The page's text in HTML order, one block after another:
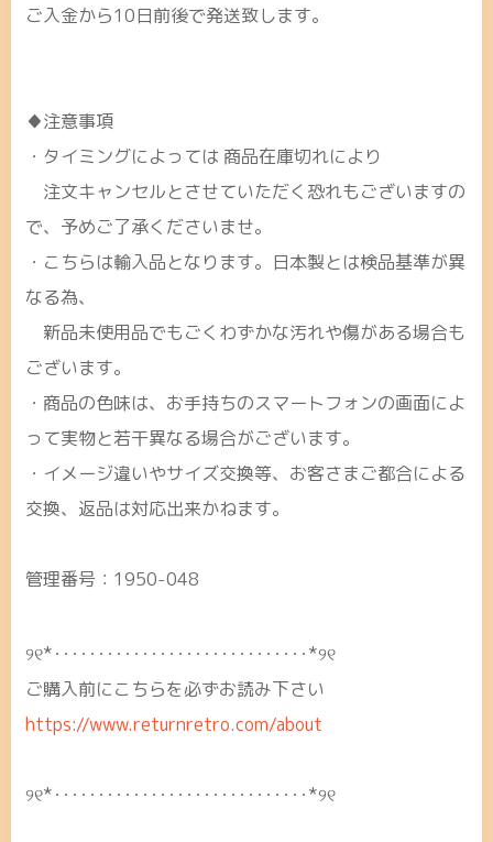
ご入金から10日前後で発送致します。
♦注意事項
・タイミングによっては 商品在庫切れにより
注文キャンセルとさせていただく恐れもございますの
で、予めご了承くださいませ。
・こちらは輸入品となります。日本製とは検品基準が異
なる為、
新品未使用品でもごくわずかな汚れや傷がある場合も
ございます。
・商品の色味は、お手持ちのスマートフォンの画面によ
って実物と若干異なる場合がございます。
・イメージ違いやサイズ交換等、お客さまご都合による
交換、返品は対応出来かねます。
管理番号：1950-048
୨୧*･････････････････････････････*୨୧
ご購入前にこちらを必ずお読み下さい
https://www.returnretro.com/about
୨୧*･････････････････････････････*୨୧